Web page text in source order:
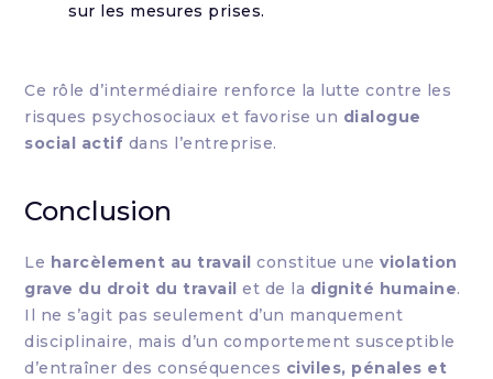
sur les mesures prises.
Ce rôle d’intermédiaire renforce la lutte contre les
risques psychosociaux et favorise un dialogue
social actif dans l’entreprise.
Conclusion
Le harcèlement au travail constitue uneviolation
grave du droit du travail et de la dignité humaine.
Il ne s’agit pas seulement d’un manquement
disciplinaire, mais d’un comportement susceptible
d’entraîner des conséquences civiles, pénales et